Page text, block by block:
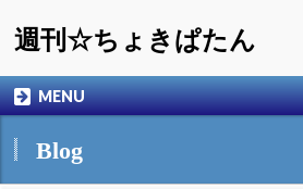
週刊☆ちょきぱたん
MENU
Blog